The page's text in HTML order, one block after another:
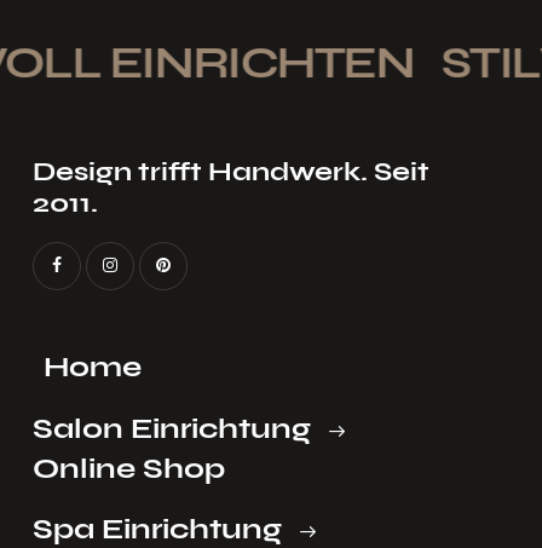
EINRICHTEN
Design trifft Handwerk. Seit
2011.
Home
Salon Einrichtung
Online Shop
Spa Einrichtung